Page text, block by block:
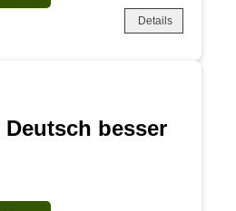
Details
besser